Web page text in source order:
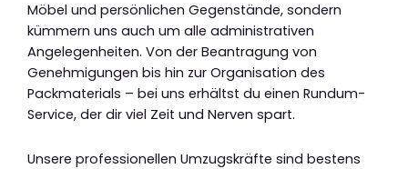
Möbel und persönlichen Gegenstände, sondern
kümmern uns auch um alle administrativen
Angelegenheiten. Von der Beantragung von
Genehmigungen bis hin zur Organisation des
Packmaterials – bei uns erhältst du einen Rundum-
Service, der dir viel Zeit und Nerven spart.
Unsere professionellen Umzugskräfte sind bestens